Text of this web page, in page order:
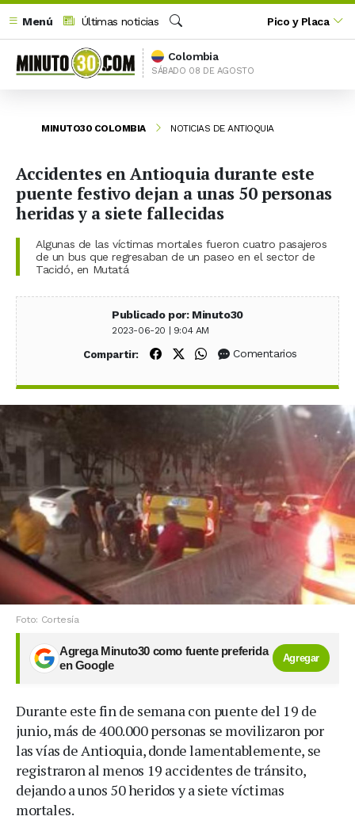
Menú
Últimas noticias
Buscar
Pico y Placa
Colombia
SÁBADO 08 DE AGOSTO
MINUTO30 COLOMBIA NOTICIAS DE ANTIOQUIA
Accidentes en Antioquia durante este
puente festivo dejan a unas 50 personas
heridas y a siete fallecidas
Algunas de las víctimas mortales fueron cuatro pasajeros
de un bus que regresaban de un paseo en el sector de
Tacidó, en Mutatá
Publicado por: Minuto30
2023-06-20 | 9:04 AM
Compartir: Compartir en Facebook
Compartir en X (Twitter)
Compartir en WhatsApp
Comentarios
Foto: Cortesía
Agrega Minuto30 como fuente preferida
en Google
Agregar
Durante este fin de semana con puente del 19 de
junio, más de 400.000 personas se movilizaron por
las vías de Antioquia, donde lamentablemente, se
registraron al menos 19 accidentes de tránsito,
dejando a unos 50 heridos y a siete víctimas
mortales.